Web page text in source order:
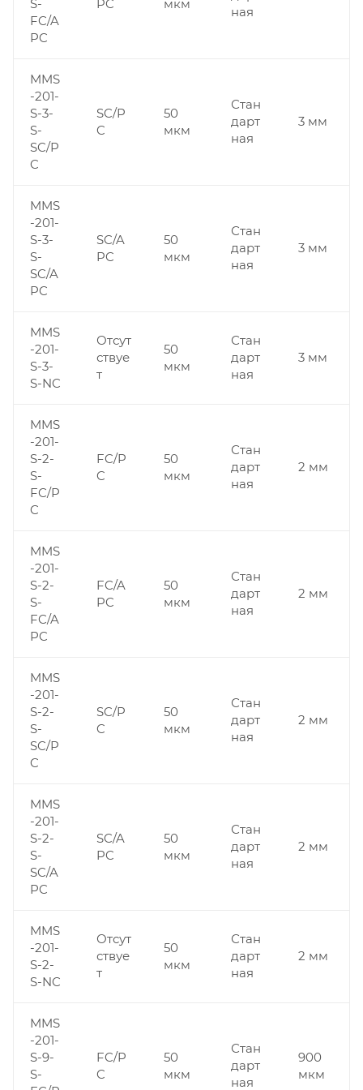
S-
FC/A
PC
PC
мкм
ная
MMS
-201-
S-3-
S-
SC/P
C
SC/P
C
50
мкм
Стан
дарт
ная
3 мм
MMS
-201-
S-3-
S-
SC/A
PC
SC/A
PC
50
мкм
Стан
дарт
ная
3 мм
MMS
-201-
S-3-
S-NC
Отсут
ствуе
т
50
мкм
Стан
дарт
ная
3 мм
MMS
-201-
S-2-
S-
FC/P
C
FC/P
C
50
мкм
Стан
дарт
ная
2 мм
MMS
-201-
S-2-
S-
FC/A
PC
FC/A
PC
50
мкм
Стан
дарт
ная
2 мм
MMS
-201-
S-2-
S-
SC/P
C
SC/P
C
50
мкм
Стан
дарт
ная
2 мм
MMS
-201-
S-2-
S-
SC/A
PC
SC/A
PC
50
мкм
Стан
дарт
ная
2 мм
MMS
-201-
S-2-
S-NC
Отсут
ствуе
т
50
мкм
Стан
дарт
ная
2 мм
MMS
-201-
S-9-
S-
FC/P
C
50
мкм
Стан
дарт
ная
900
мкм